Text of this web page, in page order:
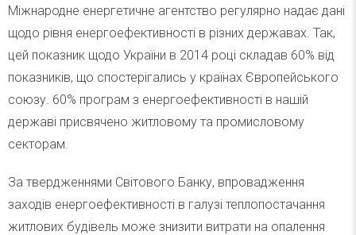
Міжнародне енергетичне агентство регулярно надає дані
щодо рівня енергоефективності в різних державах. Так,
цей показник щодо України в 2014 році складав 60% від
показників, що спостерігались у країнах Європейського
союзу. 60% програм з енергоефективності в нашій
державі присвячено житловому та промисловому
секторам.
За твердженнями Світового Банку, впровадження
заходів енергоефективності в галузі теплопостачання
житлових будівель може знизити витрати на опалення